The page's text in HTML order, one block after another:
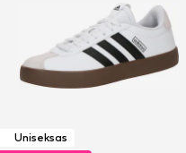
Uniseksas